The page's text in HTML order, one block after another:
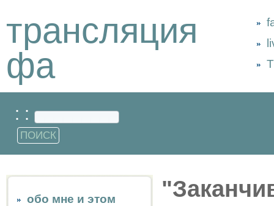
трансляция
фа
: :
обо мне и этом